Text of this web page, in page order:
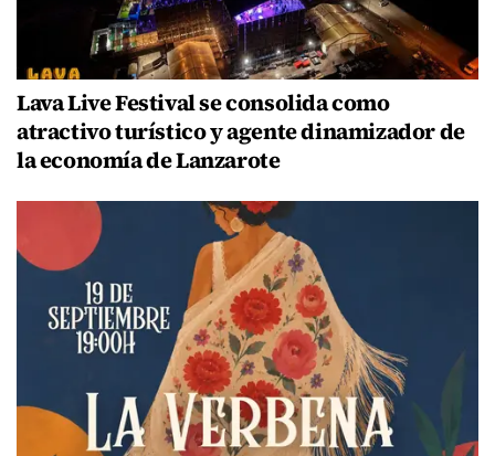
Lava Live Festival se consolida como
atractivo turístico y agente dinamizador de
la economía de Lanzarote